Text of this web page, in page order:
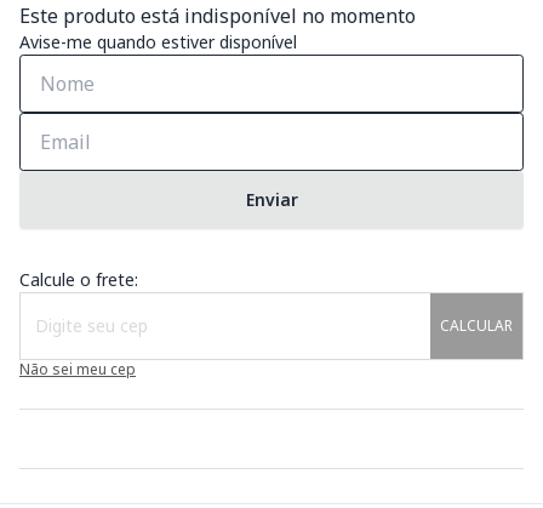
Este produto está indisponível no momento
Avise-me quando estiver disponível
Enviar
Calcule o frete:
CALCULAR
Não sei meu cep